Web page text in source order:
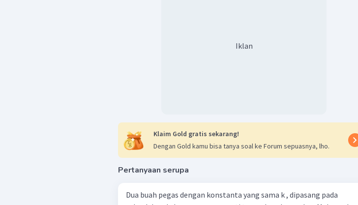
Iklan
Klaim Gold gratis sekarang!
Dengan Gold kamu bisa tanya soal ke Forum sepuasnya, lho.
Pertanyaan serupa
Dua buah pegas dengan konstanta yang sama k , dipasang pada